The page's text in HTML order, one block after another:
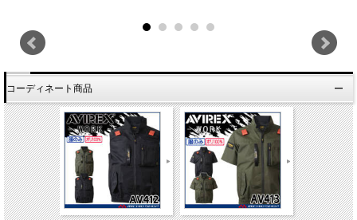
コーディネート商品